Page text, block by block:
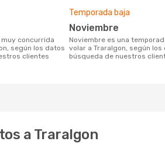
según los datos
clientes
Temporada baja
noviembre
noviembre es una temporada baja para
volar a Traralgon, según los
búsqueda de nuestros
a Traralgon